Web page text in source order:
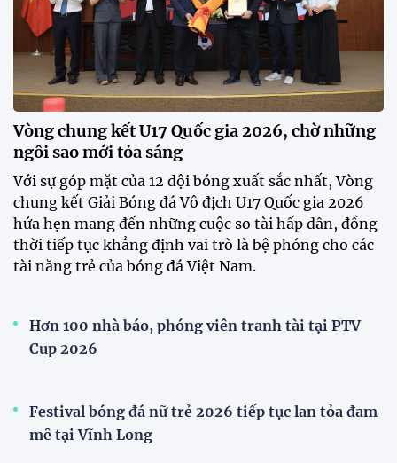
Khai mạc chương trình tuyển sinh, phát hiện tài
năng bóng đá nữ
ĐKVĐ Cúp Quốc gia chiêu mộ sao trẻ của ĐT Việt
Nam
Đình Bắc cùng dàn sao CAHN "thắng lớn" tại
V.League Awards 2026
Loạt cầu thủ U19 Việt Nam thi tốt nghiệp THPT